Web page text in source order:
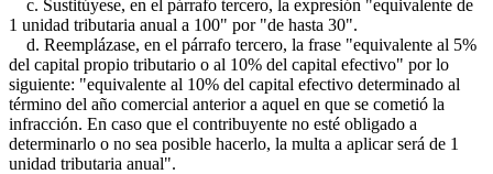
c. Sustitúyese, en el párrafo tercero, la expresión "equivalente de
1 unidad tributaria anual a 100" por "de hasta 30".
d. Reemplázase, en el párrafo tercero, la frase "equivalente al 5%
del capital propio tributario o al 10% del capital efectivo" por lo
siguiente: "equivalente al 10% del capital efectivo determinado al
término del año comercial anterior a aquel en que se cometió la
infracción. En caso que el contribuyente no esté obligado a
determinarlo o no sea posible hacerlo, la multa a aplicar será de 1
unidad tributaria anual".